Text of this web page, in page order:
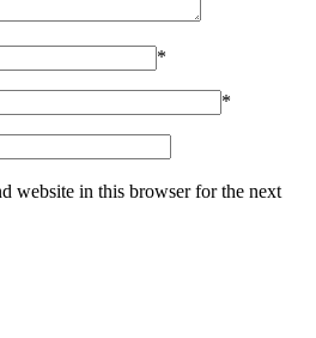
*
*
website in this browser for the next